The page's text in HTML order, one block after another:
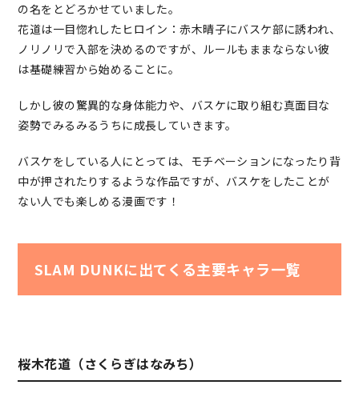
の名をとどろかせていました。
花道は一目惚れしたヒロイン：赤木晴子にバスケ部に誘われ、
ノリノリで入部を決めるのですが、ルールもままならない彼
は基礎練習から始めることに。
しかし彼の驚異的な身体能力や、バスケに取り組む真面目な
姿勢でみるみるうちに成長していきます。
バスケをしている人にとっては、モチベーションになったり背
中が押されたりするような作品ですが、バスケをしたことが
ない人でも楽しめる漫画です！
SLAM DUNKに出てくる主要キャラ一覧
桜木花道（さくらぎはなみち）